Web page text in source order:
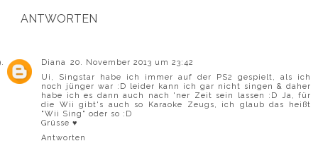
ANTWORTEN
Diana 20. November 2013 um 23:42
Ui, Singstar habe ich immer auf der PS2 gespielt, als ich
noch jünger war :D leider kann ich gar nicht singen & daher
habe ich es dann auch nach 'ner Zeit sein lassen :D Ja, für
die Wii gibt's auch so Karaoke Zeugs, ich glaub das heißt
"Wii Sing" oder so :D
Grüsse ♥
Antworten